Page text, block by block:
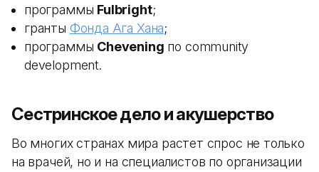
программы Fulbright;
гранты Фонда Ага Хана;
программы Chevening по community
development.
Сестринское дело и акушерство
Во многих странах мира растет спрос не только
на врачей, но и на специалистов по организации